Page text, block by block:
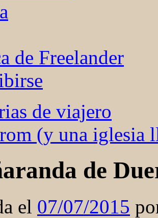
de Freelander
de viajero
(y una iglesia
de
el 07/07/2015